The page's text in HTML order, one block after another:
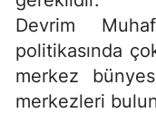
Devrim
politikasında
merkez
merkezleri